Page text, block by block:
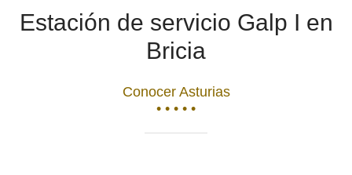
Estación de servicio Galp I en
Bricia
Conocer Asturias
• • • • •